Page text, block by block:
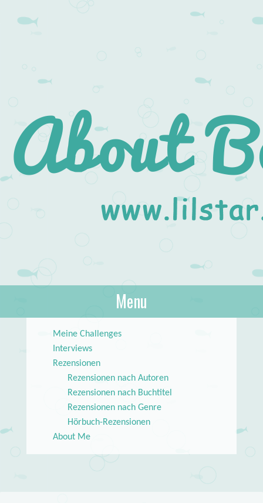
About Books
lilstar.de
Menu
Meine Challenges
Interviews
Rezensionen
Rezensionen nach Autoren
Rezensionen nach Buchtitel
Rezensionen nach Genre
Hörbuch-Rezensionen
About Me